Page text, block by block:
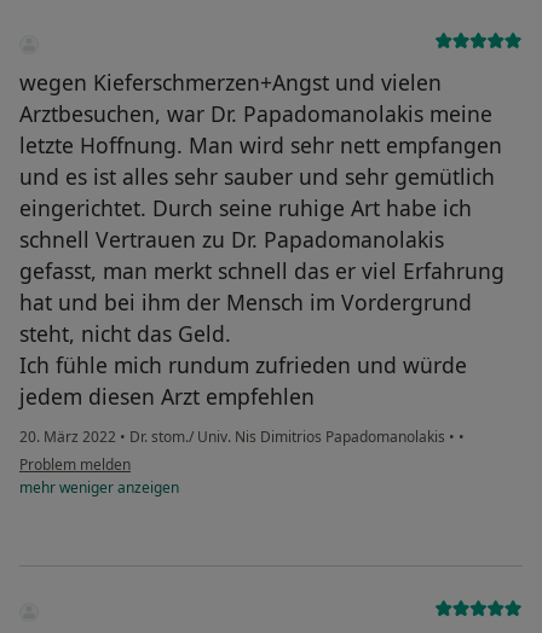
wegen Kieferschmerzen+Angst und vielen
Arztbesuchen, war Dr. Papadomanolakis meine
letzte Hoffnung. Man wird sehr nett empfangen
und es ist alles sehr sauber und sehr gemütlich
eingerichtet. Durch seine ruhige Art habe ich
schnell Vertrauen zu Dr. Papadomanolakis
gefasst, man merkt schnell das er viel Erfahrung
hat und bei ihm der Mensch im Vordergrund
steht, nicht das Geld.
Ich fühle mich rundum zufrieden und würde
jedem diesen Arzt empfehlen
20. März 2022 • Dr. stom./ Univ. Nis Dimitrios Papadomanolakis • •
Problem melden
mehrwenigeranzeigen